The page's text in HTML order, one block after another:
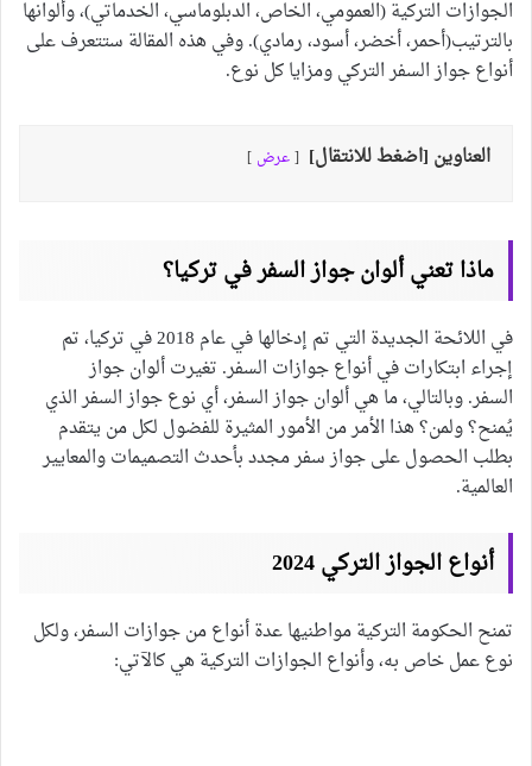
الجوازات التركية (العمومي، الخاص، الدبلوماسي، الخدماتي)، وألوانها
بالترتيب(أحمر، أخضر، أسود، رمادي). وفي هذه المقالة ستتعرف على
أنواع جواز السفر التركي ومزايا كل نوع.
العناوين [اضغط للانتقال] عرض
ماذا تعني ألوان جواز السفر في تركيا؟
في اللائحة الجديدة التي تم إدخالها في عام 2018 في تركيا، تم
إجراء ابتكارات في أنواع جوازات السفر. تغيرت ألوان جواز
السفر. وبالتالي، ما هي ألوان جواز السفر، أي نوع جواز السفر الذي
يُمنح؟ ولمن؟ هذا الأمر من الأمور المثيرة للفضول لكل من يتقدم
بطلب الحصول على جواز سفر مجدد بأحدث التصميمات والمعايير
العالمية.
أنواع الجواز التركي 2024
تمنح الحكومة التركية مواطنيها عدة أنواع من جوازات السفر، ولكل
نوع عمل خاص به، وأنواع الجوازات التركية هي كالآتي: